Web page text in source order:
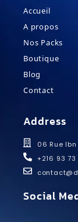
Accueil
A propos
Nos Packs
Boutique
Blog
Contact
Address
06 Rue
+216 93 73
Social